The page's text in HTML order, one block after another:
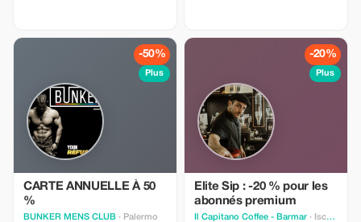
prix avantageux !
laissez-vous tenter par des
gourmandises artisanales à prix
-50%
Plus
CARTE ANNUELLE À 50
%
BUNKER MENS CLUB · Palermo
-20%
Plus
Elite Sip : -20 % pour les
abonnés premium
Il Capitano Coffee - Barmar · Ischia